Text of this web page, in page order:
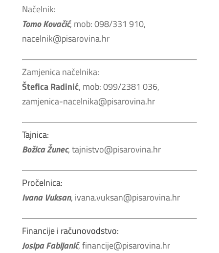
Načelnik:
Tomo Kovačić, mob: 098/331 910,
nacelnik@pisarovina.hr
Zamjenica načelnika:
Štefica Radinić, mob: 099/2381 036,
zamjenica-nacelnika@pisarovina.hr
Tajnica:
Božica Žunec, tajnistvo@pisarovina.hr
Pročelnica:
Ivana Vuksan, ivana.vuksan@pisarovina.hr
Financije i računovodstvo:
Josipa Fabijanić, financije@pisarovina.hr